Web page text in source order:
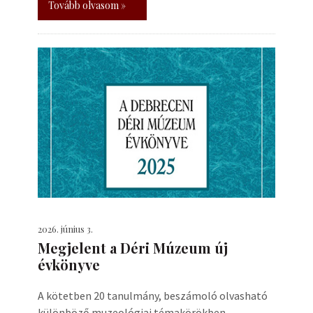
Tovább olvasom »
2026. június 3.
Megjelent a Déri Múzeum új
évkönyve
A kötetben 20 tanulmány, beszámoló olvasható